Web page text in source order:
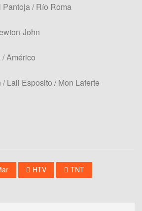
Pantoja / Río Roma
John
Américo
Lali Esposito / Mon Laferte
HTV TNT